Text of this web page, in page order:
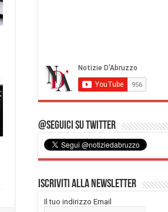
@Seguici su Twitter
Iscriviti alla Newsletter
Il tuo indirizzo Email